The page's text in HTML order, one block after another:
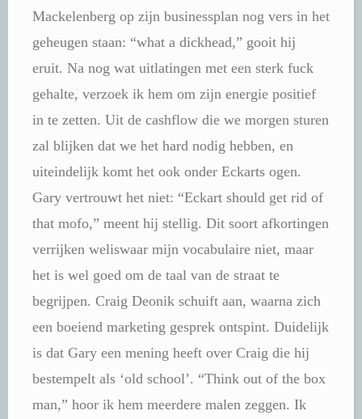
Mackelenberg op zijn businessplan nog vers in het
geheugen staan: “what a dickhead,” gooit hij
eruit. Na nog wat uitlatingen met een sterk fuck
gehalte, verzoek ik hem om zijn energie positief
in te zetten. Uit de cashflow die we morgen sturen
zal blijken dat we het hard nodig hebben, en
uiteindelijk komt het ook onder Eckarts ogen.
Gary vertrouwt het niet: “Eckart should get rid of
that mofo,” meent hij stellig. Dit soort afkortingen
verrijken weliswaar mijn vocabulaire niet, maar
het is wel goed om de taal van de straat te
begrijpen. Craig Deonik schuift aan, waarna zich
een boeiend marketing gesprek ontspint. Duidelijk
is dat Gary een mening heeft over Craig die hij
bestempelt als ‘old school’. “Think out of the box
man,” hoor ik hem meerdere malen zeggen. Ik